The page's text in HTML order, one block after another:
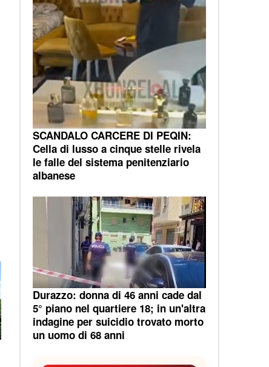
SCANDALO CARCERE DI PEQIN:
Cella di lusso a cinque stelle rivela
le falle del sistema penitenziario
albanese
Durazzo: donna di 46 anni cade dal
5° piano nel quartiere 18; in un'altra
indagine per suicidio trovato morto
un uomo di 68 anni